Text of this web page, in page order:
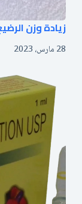
زيادة وزن
28 مارس، 2023